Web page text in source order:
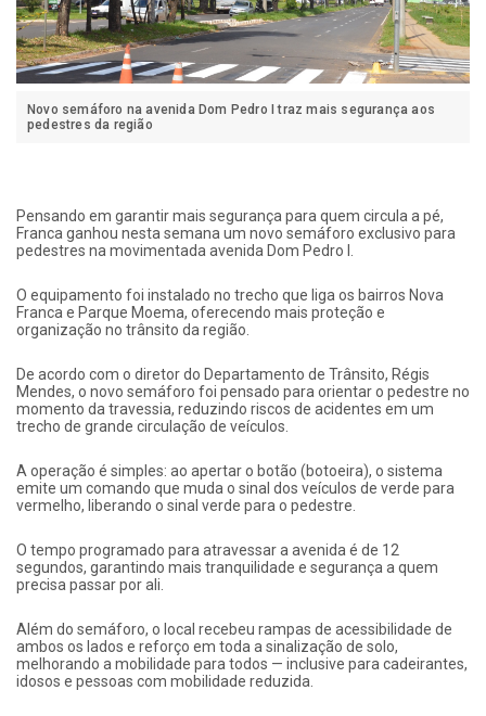
Novo semáforo na avenida Dom Pedro I traz mais segurança aos
pedestres da região
Pensando em garantir mais segurança para quem circula a pé,
Franca ganhou nesta semana um novo semáforo exclusivo para
pedestres na movimentada avenida Dom Pedro I.
O equipamento foi instalado no trecho que liga os bairros Nova
Franca e Parque Moema, oferecendo mais proteção e
organização no trânsito da região.
De acordo com o diretor do Departamento de Trânsito, Régis
Mendes, o novo semáforo foi pensado para orientar o pedestre no
momento da travessia, reduzindo riscos de acidentes em um
trecho de grande circulação de veículos.
A operação é simples: ao apertar o botão (botoeira), o sistema
emite um comando que muda o sinal dos veículos de verde para
vermelho, liberando o sinal verde para o pedestre.
O tempo programado para atravessar a avenida é de 12
segundos, garantindo mais tranquilidade e segurança a quem
precisa passar por ali.
Além do semáforo, o local recebeu rampas de acessibilidade de
ambos os lados e reforço em toda a sinalização de solo,
melhorando a mobilidade para todos — inclusive para cadeirantes,
idosos e pessoas com mobilidade reduzida.